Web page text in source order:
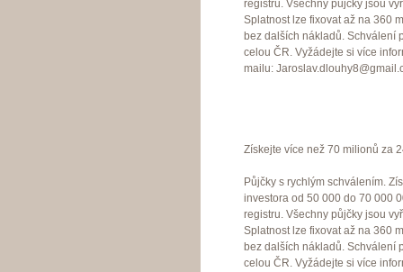
registru. Všechny půjčky jsou
Splatnost lze fixovat až na 360
bez dalších nákladů. Schválení
celou ČR. Vyžádejte si více
mailu:
Získejte více než 70 milionů za
Půjčky s rychlým schválením.
investora od 50 000 do 70 000
registru. Všechny půjčky jsou
Splatnost lze fixovat až na 360
bez dalších nákladů. Schválení
celou ČR. Vyžádejte si více